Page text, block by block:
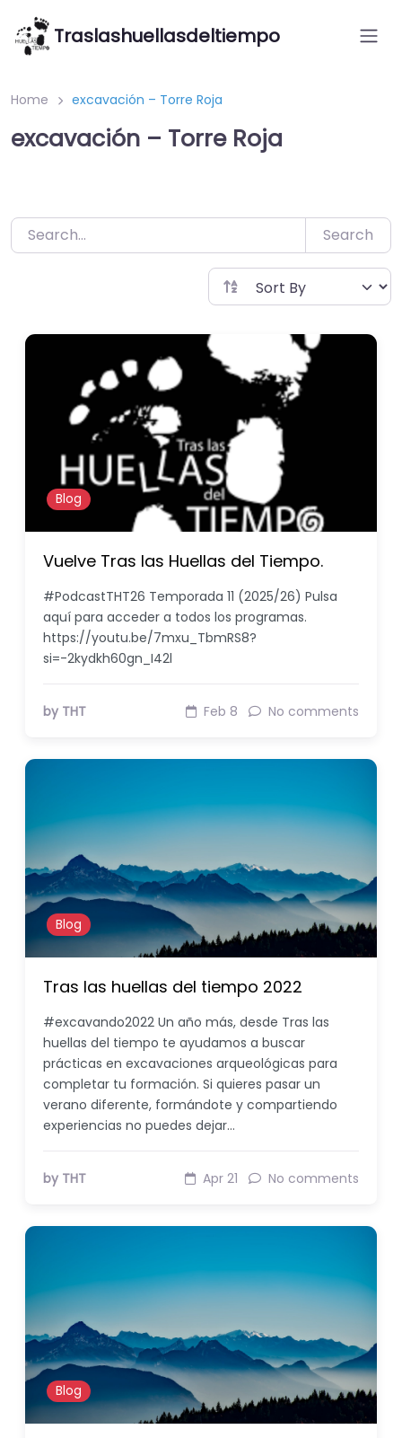
Saltar
contenido
Traslashuellasdeltiempo
Home excavación – Torre Roja
excavación – Torre Roja
Search
Blog
Vuelve Tras las Huellas del Tiempo.
#PodcastTHT26 Temporada 11 (2025/26) Pulsa
aquí para acceder a todos los programas.
https://youtu.be/7mxu_TbmRS8?
si=-2kydkh60gn_I42l
by THT Feb 8 No comments
Blog
Tras las huellas del tiempo 2022
#excavando2022 Un año más, desde Tras las
huellas del tiempo te ayudamos a buscar
prácticas en excavaciones arqueológicas para
completar tu formación. Si quieres pasar un
verano diferente, formándote y compartiendo
experiencias no puedes dejar…
by THT Apr 21 No comments
Blog